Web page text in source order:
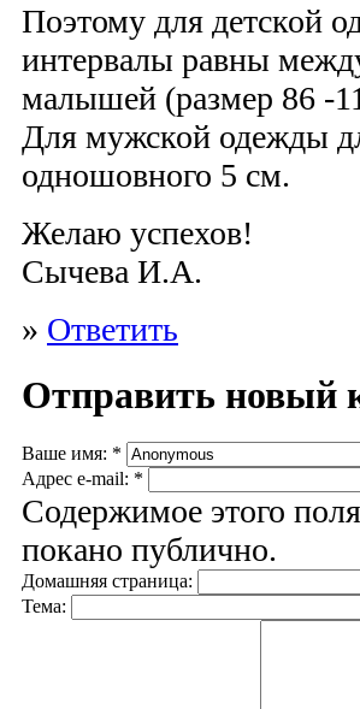
Поэтому для детской
интервалы равны
малышей (размер 86 -
Для мужской одежды
одношовного 5 см.
Желаю успехов!
Сычева И.А.
» Ответить
Отправить новый
Ваше имя: *
Адрес e-mail: *
Содержимое этого
покано публично.
Домашняя страница:
Тема: